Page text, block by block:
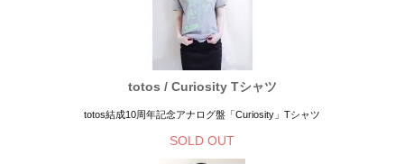
totos / Curiosity Tシャツ
totos結成10周年記念アナログ盤「Curiosity」Tシャツ
SOLD OUT